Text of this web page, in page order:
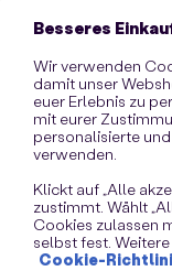
Besseres
Wir verwenden
damit unser
euer Erlebnis zu
mit eurer
personalisierte
verwenden.
Klickt auf „Alle
zustimmt. Wählt
Cookies zulassen
selbst fest.
Cookie-